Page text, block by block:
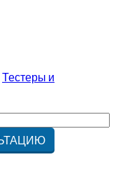
Тестеры и